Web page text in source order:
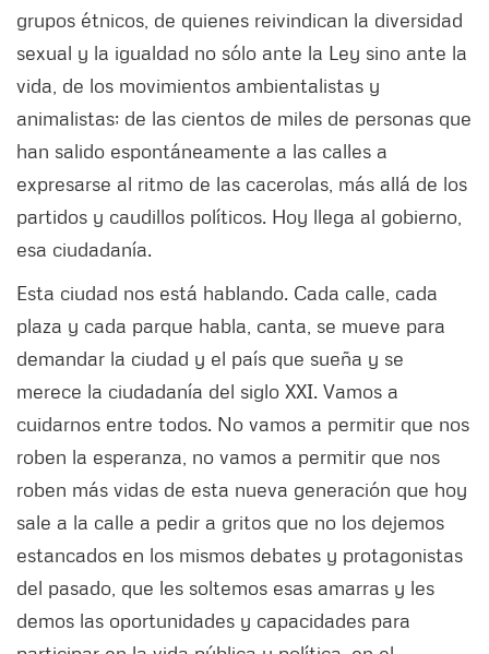
grupos étnicos, de quienes reivindican la diversidad
sexual y la igualdad no sólo ante la Ley sino ante la
vida, de los movimientos ambientalistas y
animalistas; de las cientos de miles de personas que
han salido espontáneamente a las calles a
expresarse al ritmo de las cacerolas, más allá de los
partidos y caudillos políticos. Hoy llega al gobierno,
esa ciudadanía.
Esta ciudad nos está hablando. Cada calle, cada
plaza y cada parque habla, canta, se mueve para
demandar la ciudad y el país que sueña y se
merece la ciudadanía del siglo XXI. Vamos a
cuidarnos entre todos. No vamos a permitir que nos
roben la esperanza, no vamos a permitir que nos
roben más vidas de esta nueva generación que hoy
sale a la calle a pedir a gritos que no los dejemos
estancados en los mismos debates y protagonistas
del pasado, que les soltemos esas amarras y les
demos las oportunidades y capacidades para